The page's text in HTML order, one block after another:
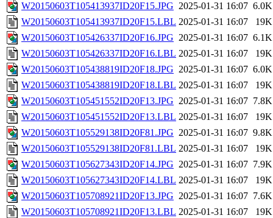
W20150603T105413937ID20F15.JPG 2025-01-31 16:07 6.0K
W20150603T105413937ID20F15.LBL 2025-01-31 16:07
19K
W20150603T105426337ID20F16.JPG 2025-01-31 16:07 6.1K
W20150603T105426337ID20F16.LBL 2025-01-31 16:07
19K
W20150603T105438819ID20F18.JPG 2025-01-31 16:07 6.0K
W20150603T105438819ID20F18.LBL 2025-01-31 16:07
19K
W20150603T105451552ID20F13.JPG 2025-01-31 16:07 7.8K
W20150603T105451552ID20F13.LBL 2025-01-31 16:07
19K
W20150603T105529138ID20F81.JPG 2025-01-31 16:07 9.8K
W20150603T105529138ID20F81.LBL 2025-01-31 16:07
19K
W20150603T105627343ID20F14.JPG 2025-01-31 16:07 7.9K
W20150603T105627343ID20F14.LBL 2025-01-31 16:07
19K
W20150603T105708921ID20F13.JPG 2025-01-31 16:07 7.6K
W20150603T105708921ID20F13.LBL 2025-01-31 16:07
19K